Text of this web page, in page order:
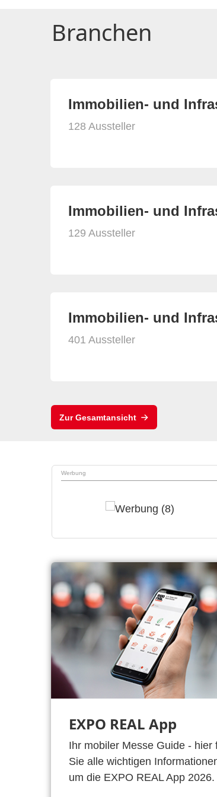
Branchen
Immobilien- und
128 Aussteller
Immobilien- und
129 Aussteller
Immobilien- und
401 Aussteller
Zur Gesamtansicht
Werbung
EXPO REAL App
Ihr mobiler Messe Guide - hier
Sie alle wichtigen
um die EXPO REAL App 2026.